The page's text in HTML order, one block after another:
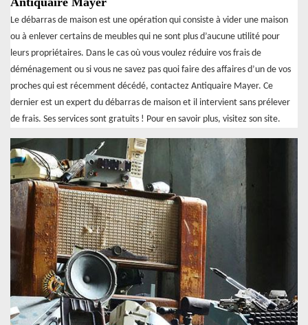
Le débarras de maison est une opération qui consiste à vider une maison
ou à enlever certains de meubles qui ne sont plus d’aucune utilité pour
leurs propriétaires. Dans le cas où vous voulez réduire vos frais de
déménagement ou si vous ne savez pas quoi faire des affaires d’un de vos
proches qui est récemment décédé, contactez Antiquaire Mayer. Ce
dernier est un expert du débarras de maison et il intervient sans prélever
de frais. Ses services sont gratuits ! Pour en savoir plus, visitez son site.